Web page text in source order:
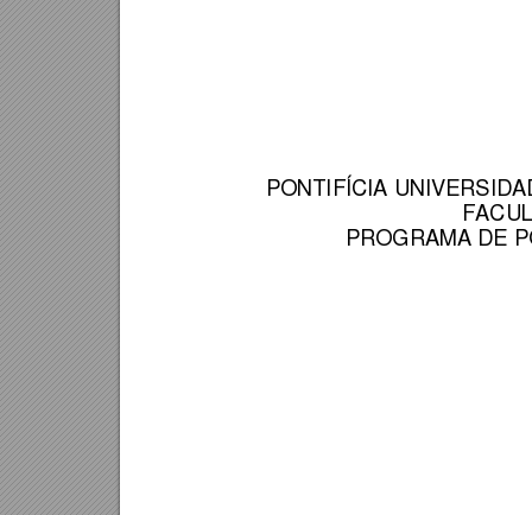
PONTIFÍCIA UNIV
PROGRAMA DE P